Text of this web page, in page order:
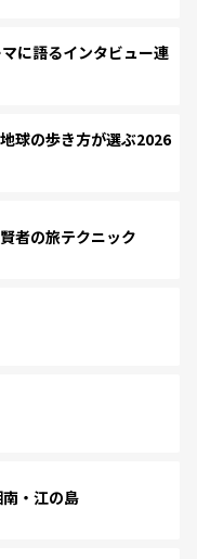
に語るインタビュー連
球の歩き方が選ぶ2026
者の旅テクニック
・江の島